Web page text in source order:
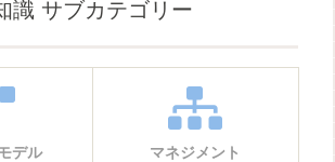
識 サブカテゴリー
デル マネジメント